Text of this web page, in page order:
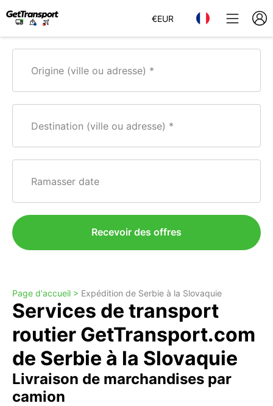
€EUR
Origine (ville ou adresse)
Destination (ville ou adresse)
Ramasser date
Recevoir des offres
Page d'accueil > Expédition de Serbie à la Slovaquie
Services de transport
routier GetTransport.com
de Serbie à la Slovaquie
Livraison de marchandises par
camion